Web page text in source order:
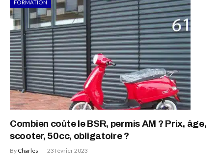
FORMATION
Combien coûte le BSR, permis AM ? Prix, âge,
scooter, 50cc, obligatoire ?
By Charles 23 février 2023